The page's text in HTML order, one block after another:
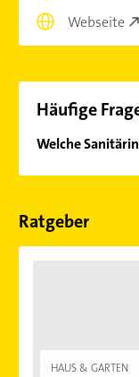
Webseite
Häufige
Welche
Im Anbieter-
Ratgeber
HAUS & GARTEN